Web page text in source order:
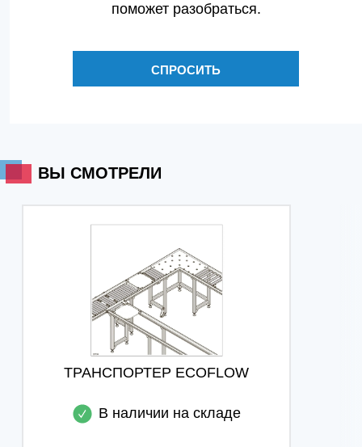
поможет разобраться.
СПРОСИТЬ
ВЫ СМОТРЕЛИ
ТРАНСПОРТЕР ECOFLOW
В наличии на складе